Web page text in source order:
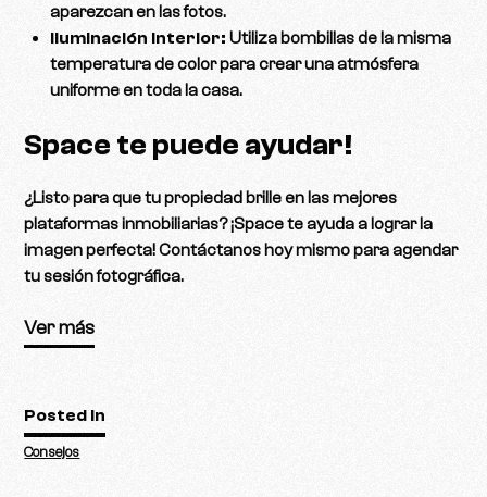
aparezcan en las fotos.
Iluminación interior: Utiliza bombillas de la misma
temperatura de color para crear una atmósfera
uniforme en toda la casa.
Space te puede ayudar!
¿Listo para que tu propiedad brille en las mejores
plataformas inmobiliarias? ¡Space te ayuda a lograr la
imagen perfecta! Contáctanos hoy mismo para agendar
tu sesión fotográfica.
Ver más
Posted in
Consejos